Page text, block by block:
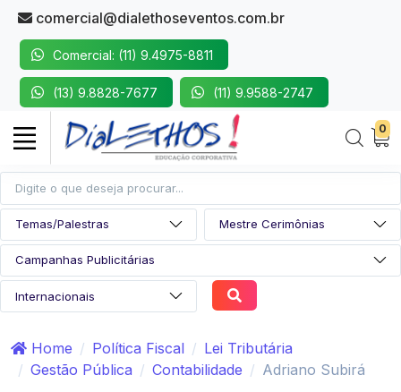
comercial@dialethoseventos.com.br
Comercial: (11) 9.4975-8811
(13) 9.8828-7677 (11) 9.9588-2747
0
Home Política Fiscal
Lei Tributária
Gestão Pública
Contabilidade Adriano Subirá